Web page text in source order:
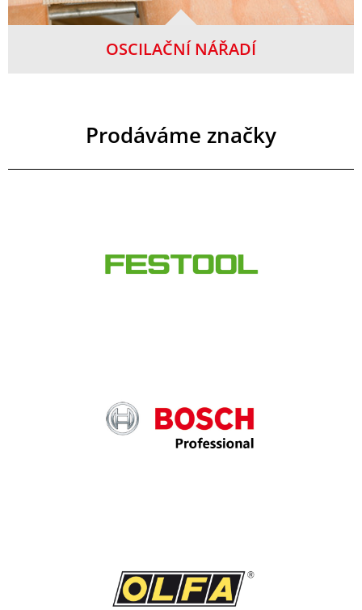
OSCILAČNÍ NÁŘADÍ
Prodáváme značky